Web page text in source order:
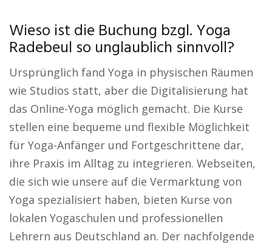
Wieso ist die Buchung bzgl. Yoga
Radebeul so unglaublich sinnvoll?
Ursprünglich fand Yoga in physischen Räumen
wie Studios statt, aber die Digitalisierung hat
das Online-Yoga möglich gemacht. Die Kurse
stellen eine bequeme und flexible Möglichkeit
für Yoga-Anfänger und Fortgeschrittene dar,
ihre Praxis im Alltag zu integrieren. Webseiten,
die sich wie unsere auf die Vermarktung von
Yoga spezialisiert haben, bieten Kurse von
lokalen Yogaschulen und professionellen
Lehrern aus Deutschland an. Der nachfolgende